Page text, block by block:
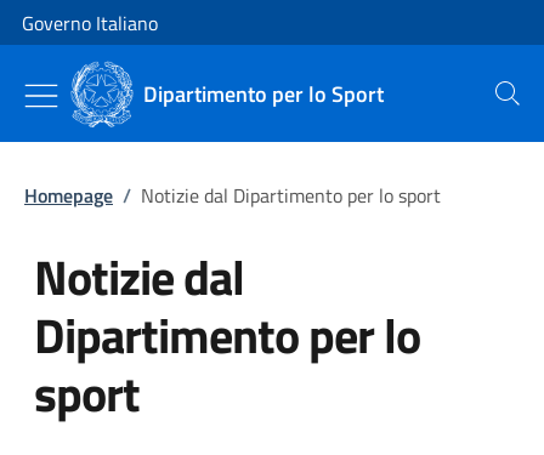
Vai al contenuto
Vai alla navigazione del sito
Governo Italiano
Dipartimento per lo Sport Cerca
Homepage / Notizie dal Dipartimento per lo sport
Notizie dal
Dipartimento per lo
sport